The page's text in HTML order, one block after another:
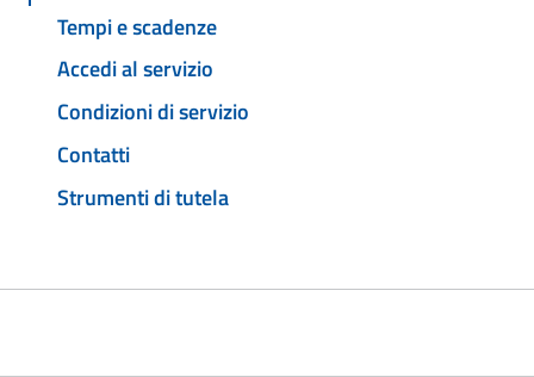
Tempi e scadenze
Accedi al servizio
Condizioni di servizio
Contatti
Strumenti di tutela